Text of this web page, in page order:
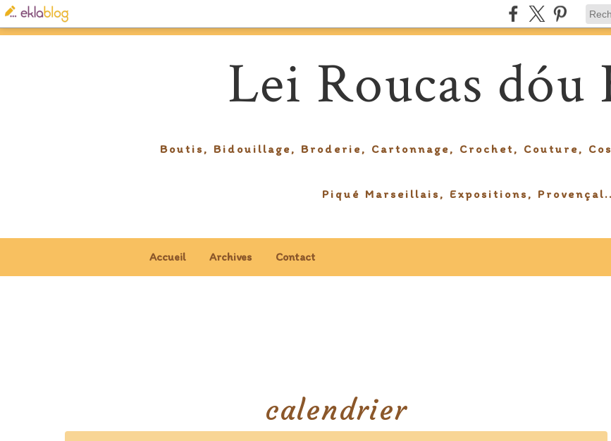
Lei Roucas dóu
Boutis, Bidouillage, Broderie, Cartonnage, Crochet, Couture,
Piqué Marseillais, Expositions,
Accueil Archives Contact
calendrier